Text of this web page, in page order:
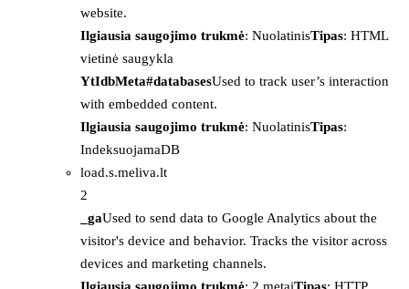
website.
Ilgiausia saugojimo trukmė: NuolatinisTipas: HTML
vietinė saugykla
YtIdbMeta#databasesUsed to track user’s interaction
with embedded content.
Ilgiausia saugojimo trukmė: NuolatinisTipas:
IndeksuojamaDB
load.s.meliva.lt
2
_gaUsed to send data to Google Analytics about the
visitor's device and behavior. Tracks the visitor across
devices and marketing channels.
Ilgiausia saugojimo trukmė: 2 metaiTipas: HTTP